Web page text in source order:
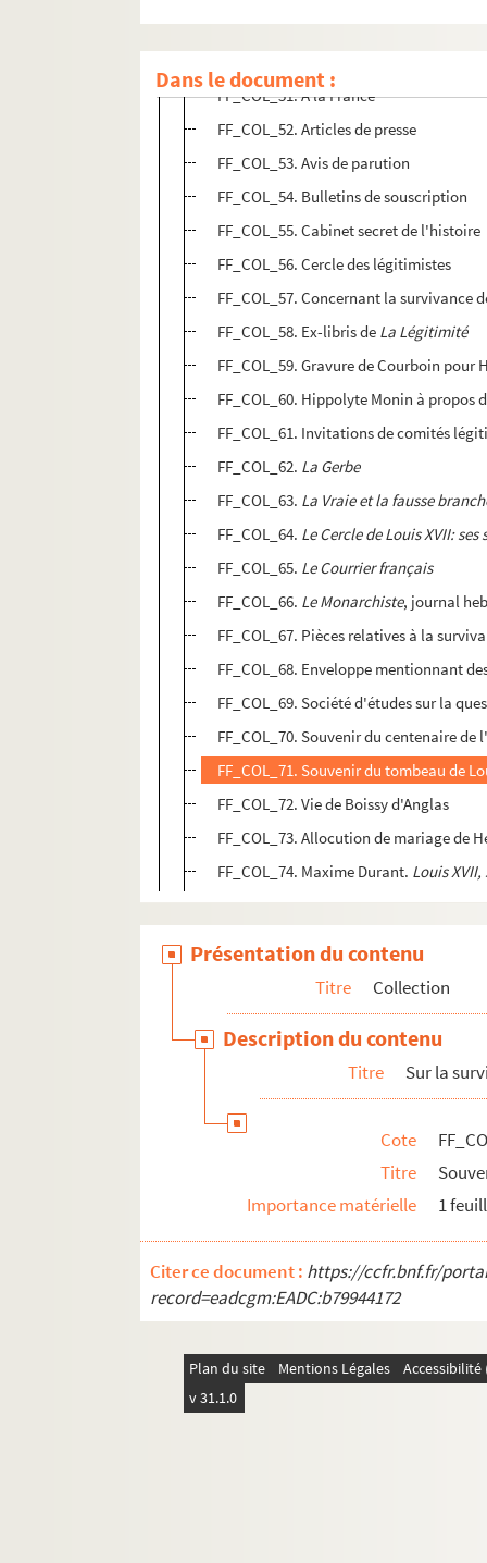
Dans le document :
Sur la survivance de Louis XVII
FF_COL_51. À la France
FF_COL_52. Articles de presse
FF_COL_53. Avis de parution
FF_COL_54. Bulletins de souscription
FF_COL_55. Cabinet secret de l'histoire
FF_COL_56. Cercle des légitimistes
FF_COL_57. Concernant la survivance
FF_COL_58. Ex-libris de La Légitimité
FF_COL_59. Gravure de Courboin pour
FF_COL_60. Hippolyte Monin à propos
FF_COL_61. Invitations de comités
FF_COL_62. La Gerbe
FF_COL_63. La Vraie et la fausse
FF_COL_64. Le Cercle de Louis XVII:
FF_COL_65. Le Courrier français
FF_COL_66. Le Monarchiste, journal
FF_COL_67. Pièces relatives à la
FF_COL_68. Enveloppe mentionnant
FF_COL_69. Société d'études sur la
FF_COL_70. Souvenir du centenaire de
FF_COL_71. Souvenir du tombeau de
FF_COL_72. Vie de Boissy d'Anglas
FF_COL_73. Allocution de mariage de
FF_COL_74. Maxime Durant. Louis
Présentation du contenu
Titre Collection
Description du contenu
Titre Sur la
Cote
Titre
Importance matérielle
1
Citer ce document : https://ccfr.bnf.fr/
record=eadcgm:EADC:b79944172
Plan du site Mentions Légales
v 31.1.0